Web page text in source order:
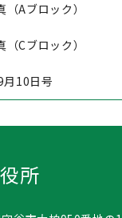
Aブロック）
Cブロック）
10日号
所